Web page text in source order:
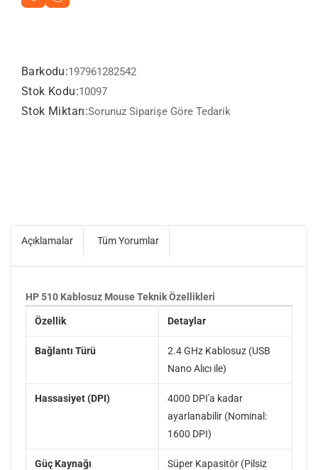
Barkodu:197961282542
Stok Kodu:10097
Stok Miktarı:Sorunuz Siparişe Göre Tedarik
Açıklamalar Tüm Yorumlar
HP 510 Kablosuz Mouse Teknik Özellikleri
Özellik Detaylar
Bağlantı Türü
2.4 GHz Kablosuz (USB
Nano Alıcı ile)
Hassasiyet (DPI)
4000 DPI'a kadar
ayarlanabilir (Nominal:
1600 DPI)
Güç Kaynağı
Süper Kapasitör (Pilsiz